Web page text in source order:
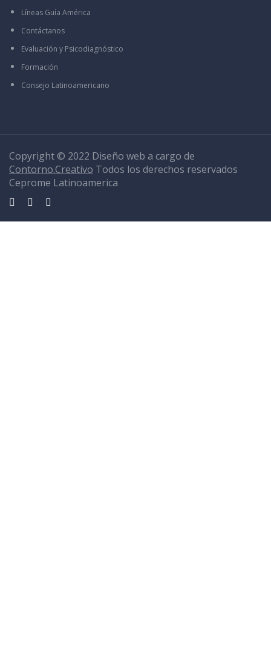
Líneas Guía América
Contáctanos
Evaluación y Psicodiagnóstico
Formación
Consejo Latinoamericano
Copyright © 2022 Diseño web a cargo de
Contorno.Creativo Todos los derechos reservados
Ceprome Latinoamerica